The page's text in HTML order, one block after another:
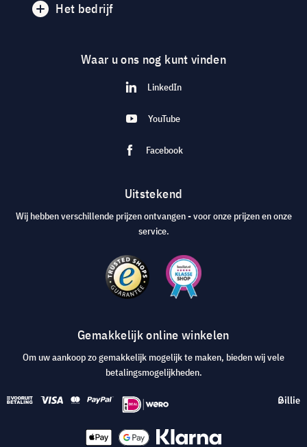
Het bedrijf
Waar u ons nog kunt vinden
LinkedIn
YouTube
Facebook
Uitstekend
Wij hebben verschillende prijzen ontvangen - voor onze prijzen en onze
service.
Gemakkelijk online winkelen
Om uw aankoop zo gemakkelijk mogelijk te maken, bieden wij vele
betalingsmogelijkheden.